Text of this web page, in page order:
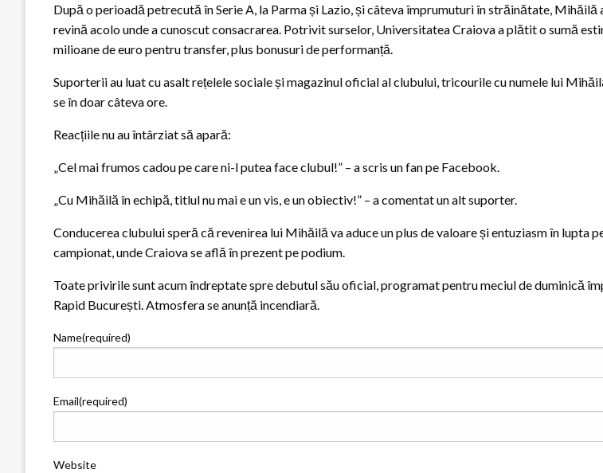
După o perioadă petrecută în Serie A, la Parma și Lazio, și câteva împrumuturi în străinătate, Mihăilă
revină acolo unde a cunoscut consacrarea. Potrivit surselor, Universitatea Craiova a plătit o sumă
milioane de euro pentru transfer, plus bonusuri de performanță.
Suporterii au luat cu asalt rețelele sociale și magazinul oficial al clubului, tricourile cu numele lui
se în doar câteva ore.
Reacțiile nu au întârziat să apară:
„Cel mai frumos cadou pe care ni-l putea face clubul!” – a scris un fan pe Facebook.
„Cu Mihăilă în echipă, titlul nu mai e un vis, e un obiectiv!” – a comentat un alt suporter.
Conducerea clubului speră că revenirea lui Mihăilă va aduce un plus de valoare și entuziasm în lupta
campionat, unde Craiova se află în prezent pe podium.
Toate privirile sunt acum îndreptate spre debutul său oficial, programat pentru meciul de duminică
Rapid București. Atmosfera se anunță incendiară.
Name(required)
Email(required)
Website